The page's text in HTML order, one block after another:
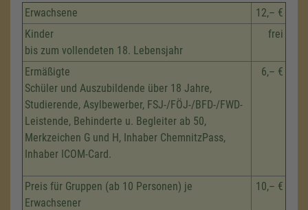
Erwachsene
12,– €
Kinder
bis zum vollendeten 18. Lebensjahr
frei
Ermäßigte
Schüler und Auszubildende über 18 Jahre,
Studierende, Asylbewerber, FSJ-/FÖJ-/BFD-/FWD-
Leistende, Behinderte u. Begleiter ab 50,
Merkzeichen G und H, Inhaber ChemnitzPass,
Inhaber ICOM-Card.
6,– €
Preis für Gruppen (ab 10 Personen) je
Erwachsener
10,– €